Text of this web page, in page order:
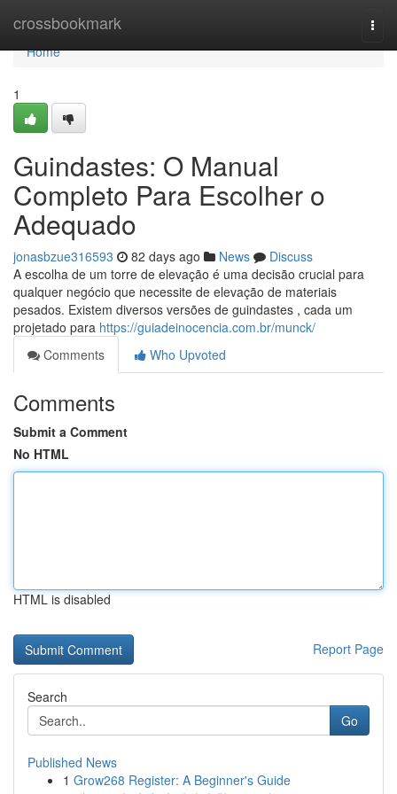
crossbookmark
Home
Home
1
Guindastes: O Manual
Completo Para Escolher o
Adequado
jonasbzue316593 82 days ago News
Discuss
A escolha de um torre de elevação é uma decisão crucial para
qualquer negócio que necessite de elevação de materiais
pesados. Existem diversos versões de guindastes , cada um
projetado para https://guiadeinocencia.com.br/munck/
Comments
Who Upvoted
Comments
Submit a Comment
No HTML
HTML is disabled
Report Page
Search
Go
Published News
1 Grow268 Register: A Beginner's Guide